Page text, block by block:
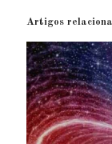
Artigos